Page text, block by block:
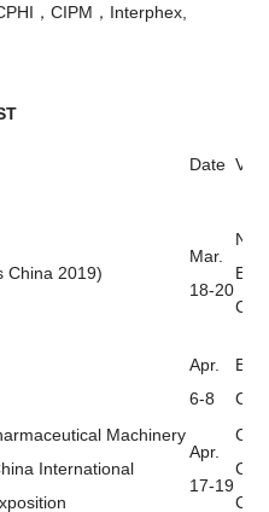
，CIPM，Interphex,
Date
China 2019)
Mar.
18-20
Apr.
6-8
Machinery
International
Apr.
17-19